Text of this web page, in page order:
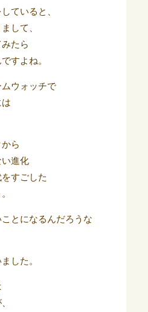
ていると、
して、
たら
すよね。
ウォッチで
ら
進化
すごした
ことになるんだろうな
した。